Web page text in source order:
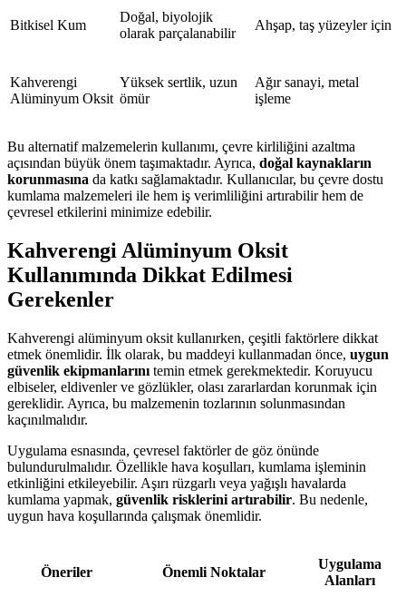
Bitkisel Kum
Doğal, biyolojik
olarak parçalanabilir
Ahşap, taş yüzeyler için
Kahverengi
Alüminyum Oksit
Yüksek sertlik, uzun
ömür
Ağır sanayi, metal
işleme
Bu alternatif malzemelerin kullanımı, çevre kirliliğini azaltma
açısından büyük önem taşımaktadır. Ayrıca, doğal kaynakların
korunmasına da katkı sağlamaktadır. Kullanıcılar, bu çevre dostu
kumlama malzemeleri ile hem iş verimliliğini artırabilir hem de
çevresel etkilerini minimize edebilir.
Kahverengi Alüminyum Oksit
Kullanımında Dikkat Edilmesi
Gerekenler
Kahverengi alüminyum oksit kullanırken, çeşitli faktörlere dikkat
etmek önemlidir. İlk olarak, bu maddeyi kullanmadan önce, uygun
güvenlik ekipmanlarını temin etmek gerekmektedir. Koruyucu
elbiseler, eldivenler ve gözlükler, olası zararlardan korunmak için
gereklidir. Ayrıca, bu malzemenin tozlarının solunmasından
kaçınılmalıdır.
Uygulama esnasında, çevresel faktörler de göz önünde
bulundurulmalıdır. Özellikle hava koşulları, kumlama işleminin
etkinliğini etkileyebilir. Aşırı rüzgarlı veya yağışlı havalarda
kumlama yapmak, güvenlik risklerini artırabilir. Bu nedenle,
uygun hava koşullarında çalışmak önemlidir.
Öneriler Önemli Noktalar
Uygulama
Alanları